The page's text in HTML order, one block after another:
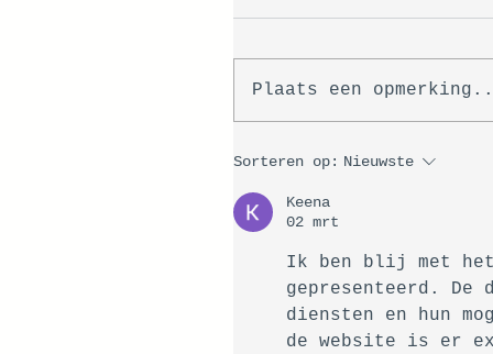
Plaats een
Sorteren op: Nieuwste
Keena
02 mrt
Ik ben blij met
gepresenteerd.
diensten en hun
de website is er